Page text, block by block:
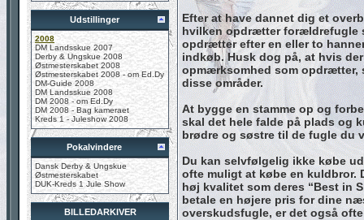
Udstillinger
2008
DM Landsskue 2007
Derby & Ungskue 2008
Østmesterskabet 2008
Østmesterskabet 2008 - om Ed.Dy
DM-Guide 2008
DM Landsskue 2008
DM 2008 - om Ed.Dy
DM 2008 - Bag kameraet
Kreds 1 - Juleshow 2008
Pokalvindere
Dansk Derby & Ungskue
Østmesterskabet
DUK-Kreds 1 Jule Show
BILLEDARKIVER
Efter at have dannet dig et
hvilken opdrætter forældrefugle
opdrætter efter en eller to
indkøb. Husk dog på, at hvis
opmærksomhed som
disse områder.
At bygge en stamme op og
skal det hele falde på plads og
brødre og søstre til de fugle du
Du kan selvfølgelig ikke købe
ofte muligt at købe en kuldbror.
høj kvalitet som deres “Best in
betale en højere pris for dine
overskudsfugle, er det også